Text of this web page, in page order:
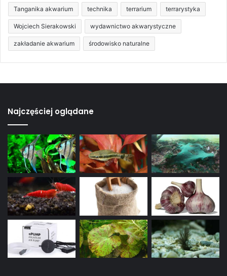
Tanganika akwarium technika terrarium terrarystyka
Wojciech Sierakowski wydawnictwo akwarystyczne
zakładanie akwarium środowisko naturalne
Najczęściej oglądane